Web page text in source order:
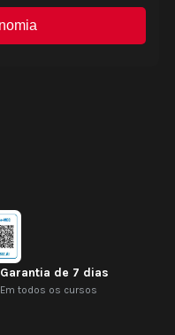
Garantia de 7 dias
Em todos os cursos